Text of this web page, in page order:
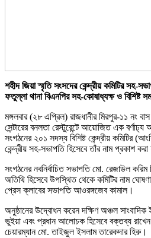
শহীদ জিয়া স্মৃতি সংসদের কেন্দ্রীয় কমিটির সহ-
ফতুল্লা থানা বিএনপির সহ-কোষাধ্যক্ষ ও বিশিষ্ট
মঙ্গলবার (২৮ এপ্রিল) রাজধানীর মিরপুর-১১ নং
সেন্টারের বনলতা রেস্টুরেন্টে আয়োজিত এক
সংগঠনের ২০১ সদস্য বিশিষ্ট কেন্দ্রীয় কমিটির
কেন্দ্রীয় সহ-সভাপতি হিসেবে তাঁর নাম প্রকাশ
সংগঠনের নবনির্বাচিত সভাপতি মো. রেজাউল
অতিথি হিসেবে উপস্থিত থেকে কমিটির নাম
প্রেস ক্লাবের সভাপতি আওরঙ্গজেব কামাল।
অনুষ্ঠানের উদ্বোধন করেন দক্ষিণ অঞ্চল
ভুইয়া এবং প্রধান আলোচক হিসেবে বক্তব্য রাখেন
চেয়ারম্যান মো. তাইজুল ইসলাম তারেকদার হিরু।